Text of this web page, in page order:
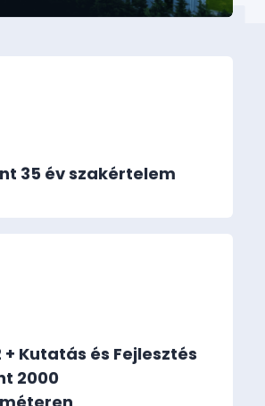
35 év szakértelem
+ Kutatás és Fejlesztés
2000